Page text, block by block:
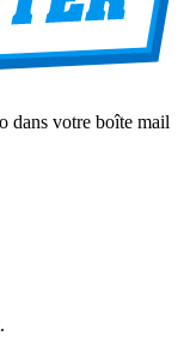
dans votre boîte mail